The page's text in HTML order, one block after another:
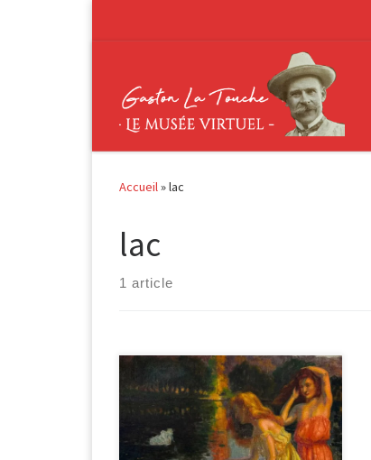
Accueil»lac
lac
1 article
Femmes au bord d’un lac huile sur
toile (restaurations), non signée, au
dos de la toile une inscription: G
Latouche […]